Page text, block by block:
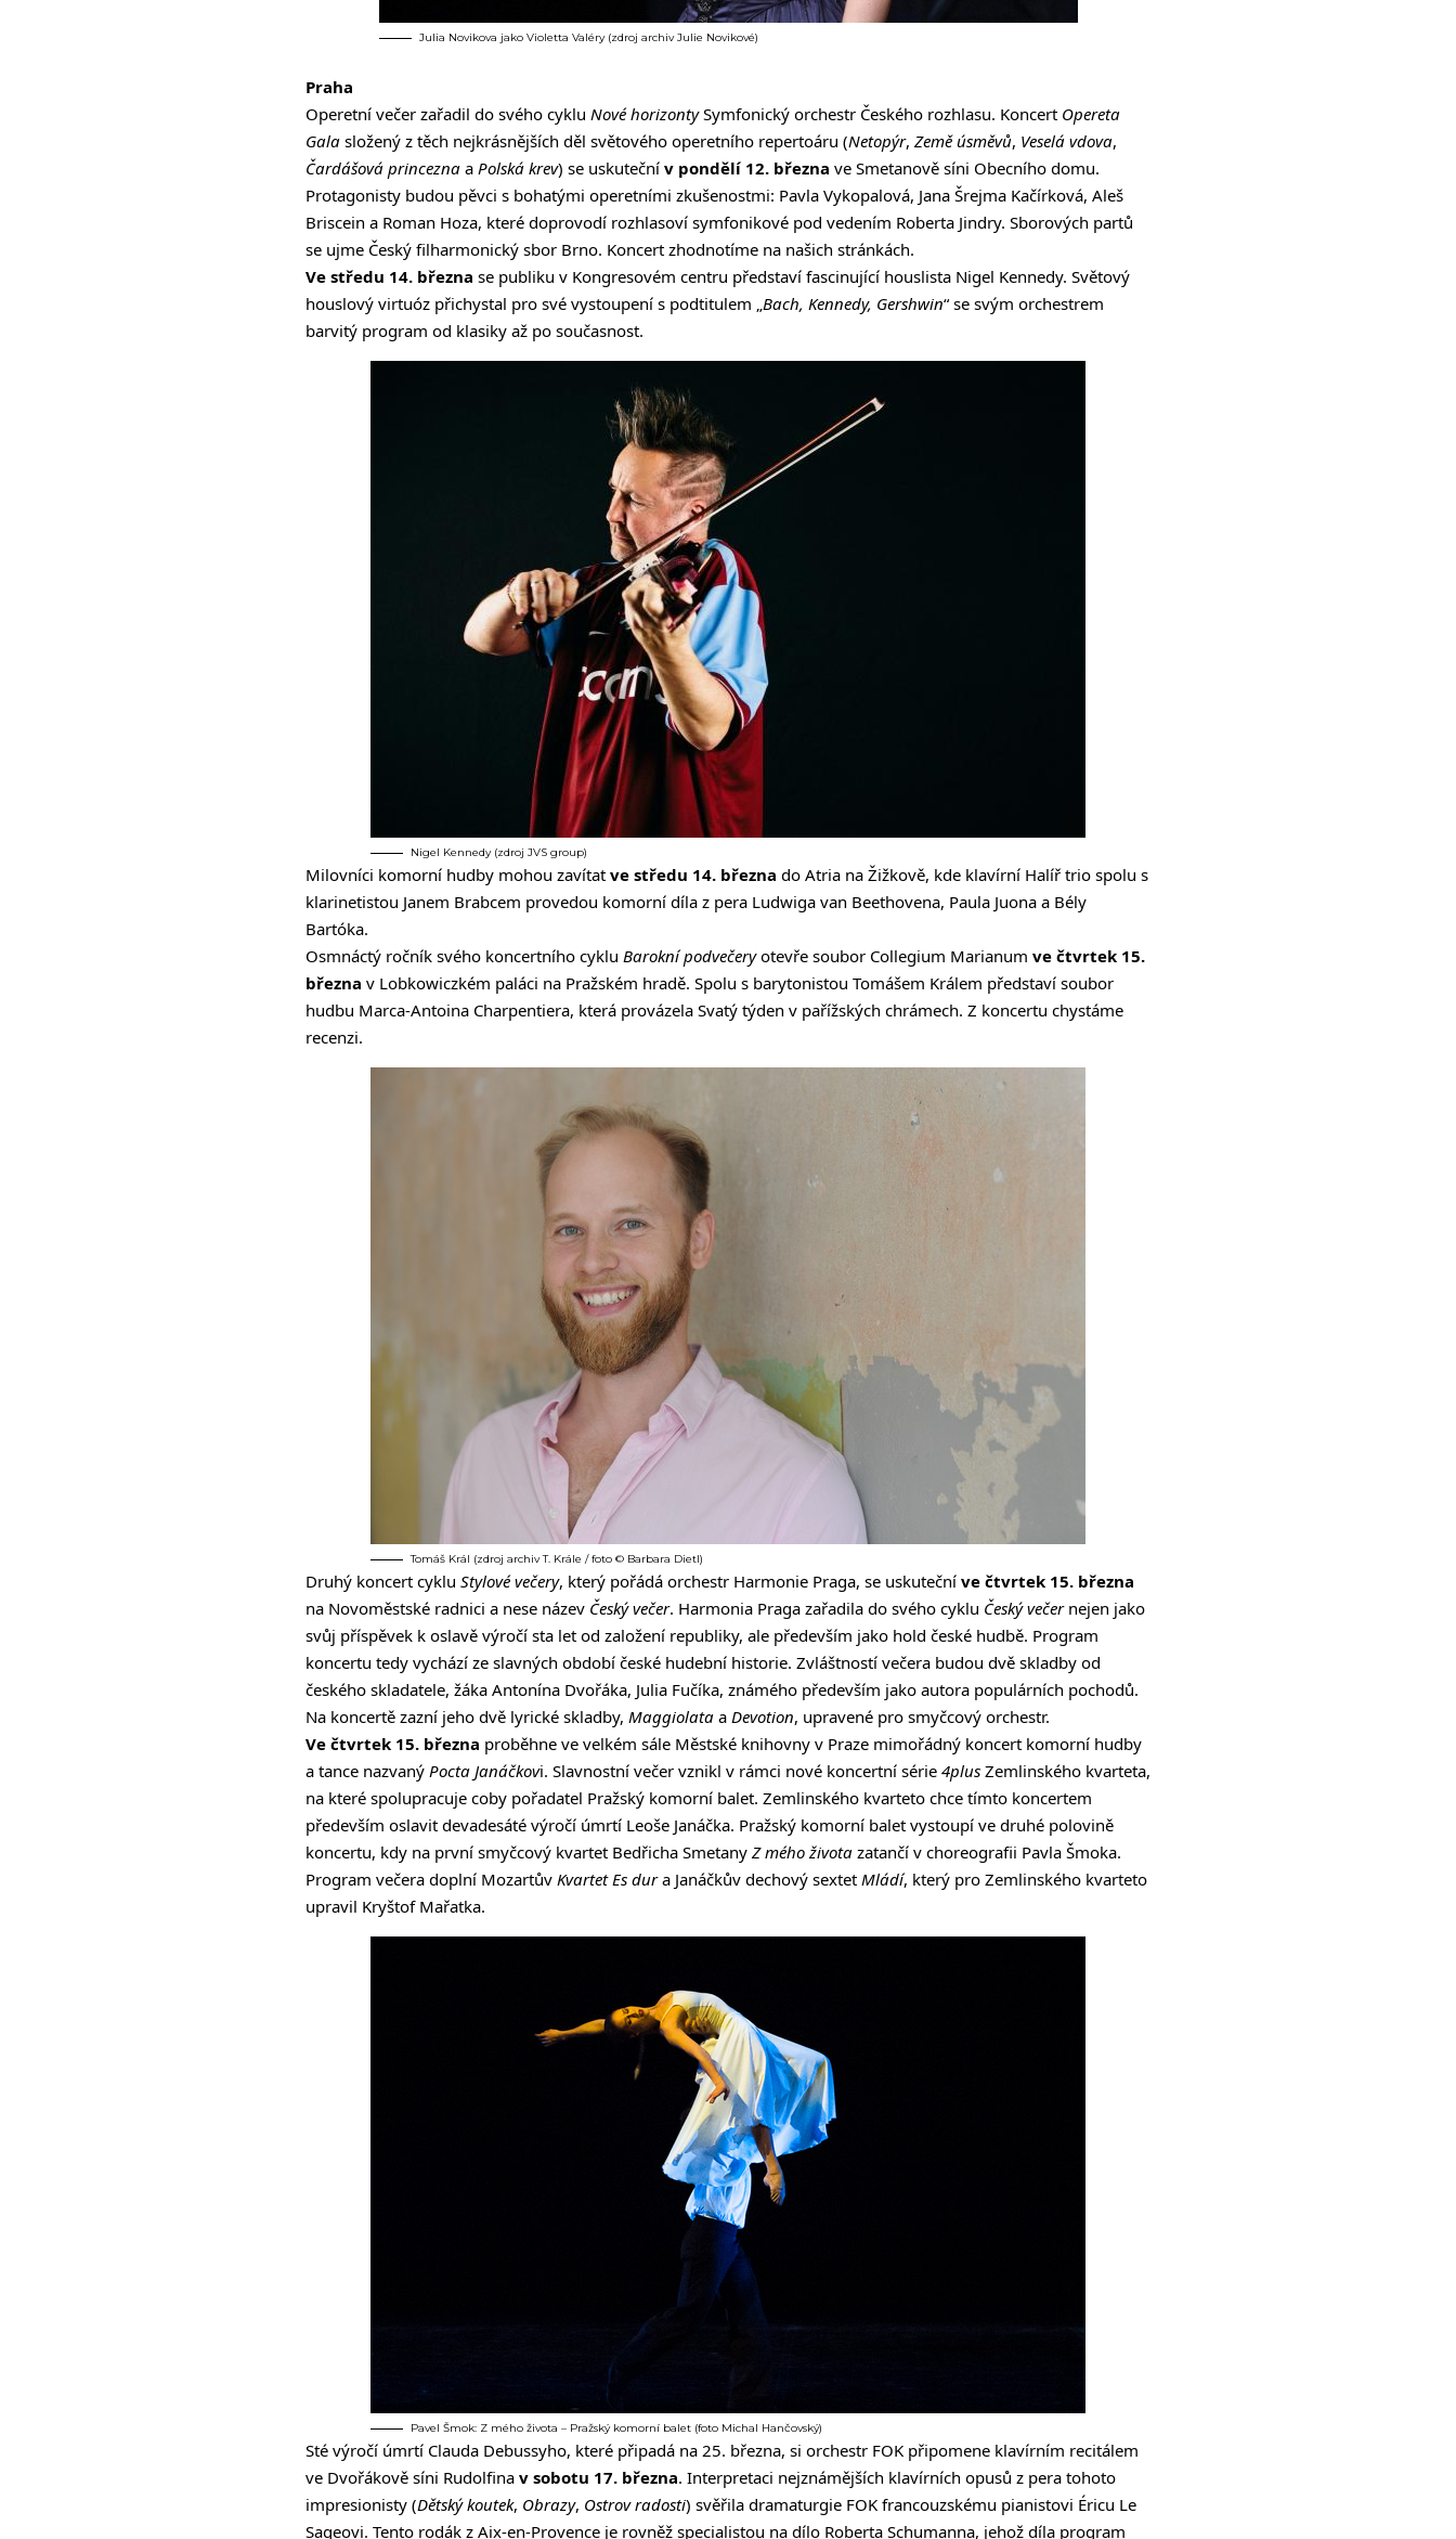
Julia Novikova jako Violetta Valéry (zdroj archiv Julie Novikové)
Praha
Operetní večer zařadil do svého cyklu Nové horizontySymfonický orchestr Českého rozhlasu. Koncert Opereta
Gala složený z těch nejkrásnějších děl světového operetního repertoáru (Netopýr, Země úsměvů, Veselá vdova,
Čardášová princezna a Polská krev) se uskuteční v pondělí 12. března ve Smetanově síni Obecního domu.
Protagonisty budou pěvci s bohatými operetními zkušenostmi: Pavla Vykopalová, Jana Šrejma Kačírková, Aleš
Briscein a Roman Hoza, které doprovodí rozhlasoví symfonikové pod vedením Roberta Jindry. Sborových partů
se ujme Český filharmonický sbor Brno. Koncert zhodnotíme na našich stránkách.
Ve středu 14. března se publiku v Kongresovém centru představí fascinující houslista Nigel Kennedy. Světový
houslový virtuóz přichystal pro své vystoupení s podtitulem „ Bach, Kennedy, Gershwin“ se svým orchestrem
barvitý program od klasiky až po současnost.
Nigel Kennedy (zdroj JVS group)
Milovníci komorní hudby mohou zavítat ve středu 14. března do Atria na Žižkově, kde klavírní Halíř trio spolu s
klarinetistou Janem Brabcem provedou komorní díla z pera Ludwiga van Beethovena, Paula Juona a Bély
Bartóka.
Osmnáctý ročník svého koncertního cyklu Barokní podvečeryotevře soubor Collegium Marianum ve čtvrtek 15.
března v Lobkowiczkém paláci na Pražském hradě. Spolu s barytonistou Tomášem Králem představí soubor
hudbu Marca-Antoina Charpentiera, která provázela Svatý týden v pařížských chrámech. Z koncertu chystáme
recenzi.
Tomáš Král (zdroj archiv T. Krále / foto © Barbara Dietl)
Druhý koncert cyklu Stylové večery, který pořádá orchestr Harmonie Praga, se uskuteční ve čtvrtek 15. března
na Novoměstské radnici a nese název Český večer. Harmonia Praga zařadila do svého cyklu Český večernejen jako
svůj příspěvek k oslavě výročí sta let od založení republiky, ale především jako hold české hudbě. Program
koncertu tedy vychází ze slavných období české hudební historie. Zvláštností večera budou dvě skladby od
českého skladatele, žáka Antonína Dvořáka, Julia Fučíka, známého především jako autora populárních pochodů.
Na koncertě zazní jeho dvě lyrické skladby, Maggiolata a Devotion, upravené pro smyčcový orchestr.
Ve čtvrtek 15. března proběhne ve velkém sále Městské knihovny v Praze mimořádný koncert komorní hudby
a tance nazvaný Pocta Janáčkovi. Slavnostní večer vznikl v rámci nové koncertní série 4plus Zemlinského kvarteta,
na které spolupracuje coby pořadatel Pražský komorní balet. Zemlinského kvarteto chce tímto koncertem
především oslavit devadesáté výročí úmrtí Leoše Janáčka. Pražský komorní balet vystoupí ve druhé polovině
koncertu, kdy na první smyčcový kvartet Bedřicha Smetany Z mého života zatančí v choreografii Pavla Šmoka.
Program večera doplní Mozartův Kvartet Es dura Janáčkův dechový sextet Mládí, který pro Zemlinského kvarteto
upravil Kryštof Mařatka.
Pavel Šmok: Z mého života – Pražský komorní balet (foto Michal Hančovský)
Sté výročí úmrtí Clauda Debussyho, které připadá na 25. března, si orchestr FOK připomene klavírním recitálem
ve Dvořákově síni Rudolfina v sobotu 17. března. Interpretaci nejznámějších klavírních opusů z pera tohoto
impresionisty (Dětský koutek, Obrazy, Ostrov radosti) svěřila dramaturgie FOK francouzskému pianistovi Éricu Le
Sageovi. Tento rodák z Aix-en-Provence je rovněž specialistou na dílo Roberta Schumanna, jehož díla program